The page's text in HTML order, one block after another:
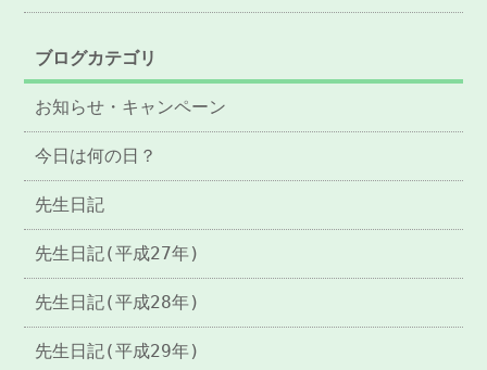
ブログカテゴリ
お知らせ・キャンペーン
今日は何の日？
先生日記
先生日記(平成27年)
先生日記(平成28年)
先生日記(平成29年)